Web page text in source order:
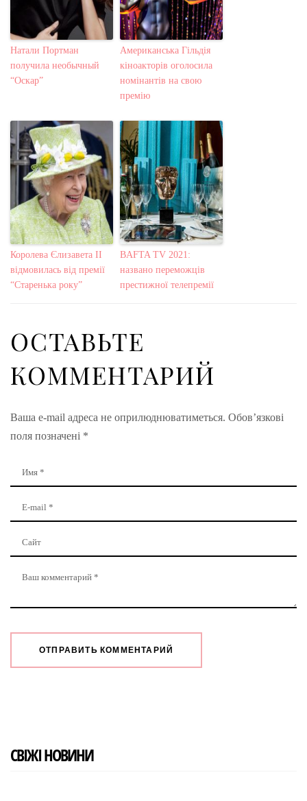
Натали Портман
получила необычный
“Оскар”
Американська Гільдія
кіноакторів оголосила
номінантів на свою
премію
Королева Єлизавета II
відмовилась від премії
“Старенька року”
BAFTA TV 2021:
названо переможців
престижної телепремії
ОСТАВЬТЕ
КОММЕНТАРИЙ
Ваша e-mail адреса не оприлюднюватиметься. Обов’язкові
поля позначені *
СВІЖІ НОВИНИ